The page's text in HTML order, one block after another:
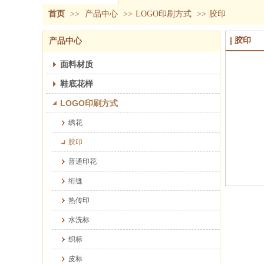
无纺布托鞋
首页 >> 产品中心 >> LOGO印刷方式 >> 胶印
产品中心
面料材质
鞋底花样
LOGO印刷方式
绣花
胶印
普通印花
绗缝
热传印
水洗标
织标
皮标
胶印